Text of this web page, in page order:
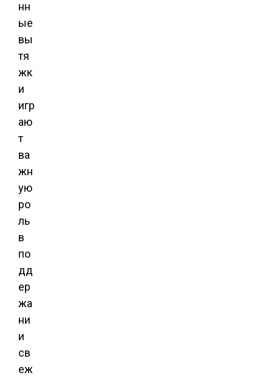
нн
ые
вы
тя
жк
и
игр
аю
т
ва
жн
ую
ро
ль
в
по
дд
ер
жа
ни
и
св
еж